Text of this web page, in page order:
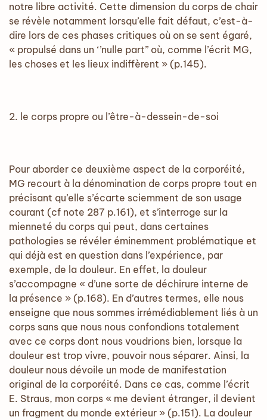
notre libre activité. Cette dimension du corps de chair
se révèle notamment lorsqu’elle fait défaut, c’est-à-
dire lors de ces phases critiques où on se sent égaré,
« propulsé dans un ‘’nulle part’’ où, comme l’écrit MG,
les choses et les lieux indiffèrent » (p.145).
2. le corps propre ou l’être-à-dessein-de-soi
Pour aborder ce deuxième aspect de la corporéité,
MG recourt à la dénomination de corps propre tout en
précisant qu’elle s’écarte sciemment de son usage
courant (cf note 287 p.161), et s’interroge sur la
mienneté du corps qui peut, dans certaines
pathologies se révéler éminemment problématique et
qui déjà est en question dans l’expérience, par
exemple, de la douleur. En effet, la douleur
s’accompagne « d’une sorte de déchirure interne de
la présence » (p.168). En d’autres termes, elle nous
enseigne que nous sommes irrémédiablement liés à un
corps sans que nous nous confondions totalement
avec ce corps dont nous voudrions bien, lorsque la
douleur est trop vivre, pouvoir nous séparer. Ainsi, la
douleur nous dévoile un mode de manifestation
original de la corporéité. Dans ce cas, comme l’écrit
E. Straus, mon corps « me devient étranger, il devient
un fragment du monde extérieur » (p.151). La douleur